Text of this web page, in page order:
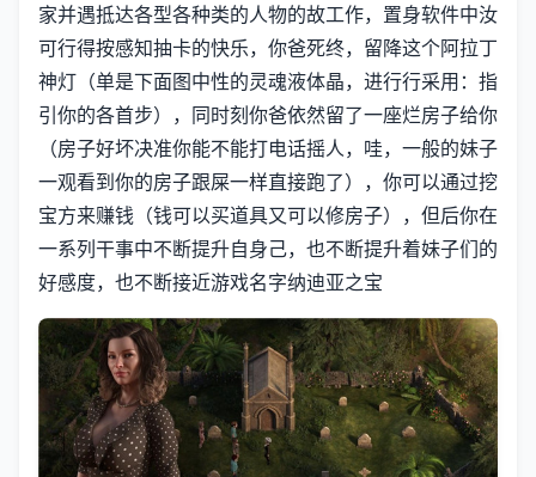
家并遇抵达各型各种类的人物的故工作，置身软件中汝
可行得按感知抽卡的快乐，你爸死终，留降这个阿拉丁
神灯（单是下面图中性的灵魂液体晶，进行行采用：指
引你的各首步），同时刻你爸依然留了一座烂房子给你
（房子好坏决准你能不能打电话摇人，哇，一般的妹子
一观看到你的房子跟屎一样直接跑了），你可以通过挖
宝方来赚钱（钱可以买道具又可以修房子），但后你在
一系列干事中不断提升自身己，也不断提升着妹子们的
好感度，也不断接近游戏名字纳迪亚之宝